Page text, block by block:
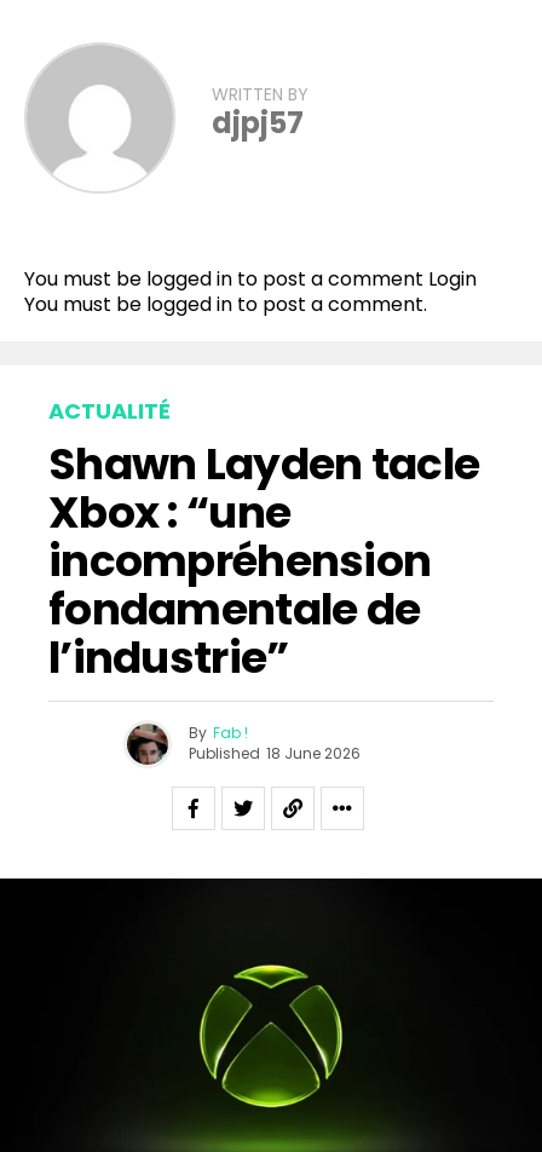
WRITTEN BY
djpj57
You must be logged in to post a comment Login
You must be logged in to post a comment.
ACTUALITÉ
Shawn Layden tacle
Xbox : “une
incompréhension
fondamentale de
l’industrie”
By Fab !
Published 18 June 2026